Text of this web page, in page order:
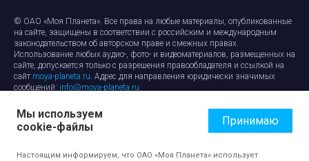
© ОАО «Моя Планета». Все права на любые материалы, опубликованные
на сайте, защищены в соответствии с российским и международным
законодательством об авторском праве и смежных правах.
Использование любых аудио-, фото- и видеоматериалов, размещенных на
сайте, допускается только с разрешения правообладателя и ссылкой на
сайт moya-planeta.ru. Адрес для направления юридически значимых
сообщений: info@moya-planeta.ru.
Правила сайтаРабота с cookie-файлами
Защита персональных данных
Обработка персональных данных
Мы используем
cookie-файлы
Принимаю
Настоящим информируем, что ОАО «Моя Планета» использует